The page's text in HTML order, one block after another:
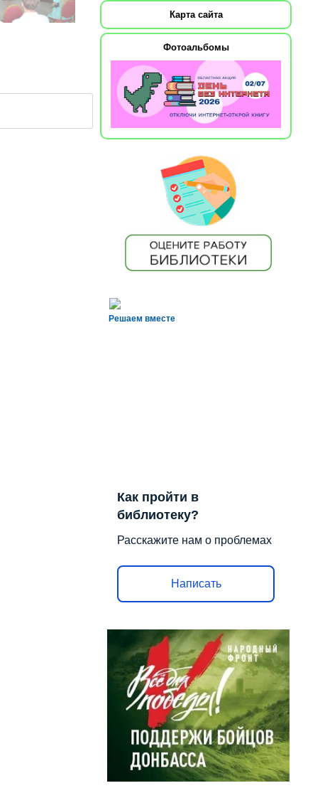
Карта сайта
Фотоальбомы
Решаем вместе
Как пройти в
библиотеку?
Расскажите нам о проблемах
Написать